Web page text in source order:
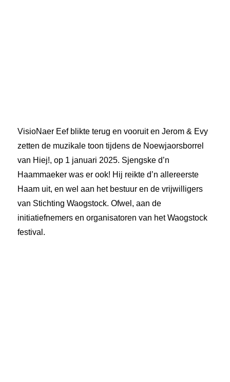
VisioNaer Eef blikte terug en vooruit en Jerom & Evy
zetten de muzikale toon tijdens de Noewjaorsborrel
van Hiej!, op 1 januari 2025. Sjengske d’n
Haammaeker was er ook! Hij reikte d’n allereerste
Haam uit, en wel aan het bestuur en de vrijwilligers
van Stichting Waogstock. Ofwel, aan de
initiatiefnemers en organisatoren van het Waogstock
festival.